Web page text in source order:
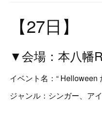
【27日】
▼会場：本八幡
イベント名：“ Helloween
ジャンル：シンガー、ア